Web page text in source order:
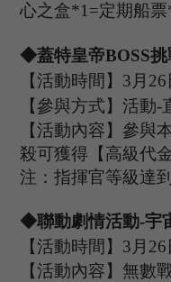
心之盒*1=定期船票
◆蓋特皇帝BOSS
【活動時間】 3月 26
【參與方式】 活動-
【活動內容】參與
殺可獲得【高級代
注：指揮官等級達到
◆聯動劇情活動-宇
【活動時間】 3月 26
【活動內容】無數